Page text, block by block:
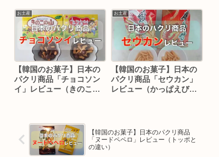
お土産
【韓国のお菓子】日本の
パクリ商品「チョコソン
イ」レビュー（きのこの
お土産
【韓国のお菓子】日本の
パクリ商品「セウカン」
レビュー（かっぱえびせ
【韓国のお菓子】日本のパクリ商品
「ヌードペペロ」レビュー（トッポと
の違い）